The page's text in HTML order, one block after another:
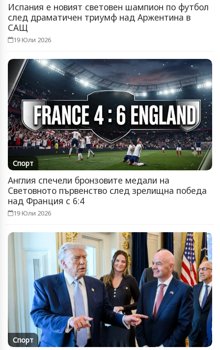
Испания е новият световен шампион по футбол
след драматичен триумф над Аржентина в
САЩ
19 Юли 2026
Спорт
Англия спечели бронзовите медали на
Световното първенство след зрелищна победа
над Франция с 6:4
19 Юли 2026
Спорт